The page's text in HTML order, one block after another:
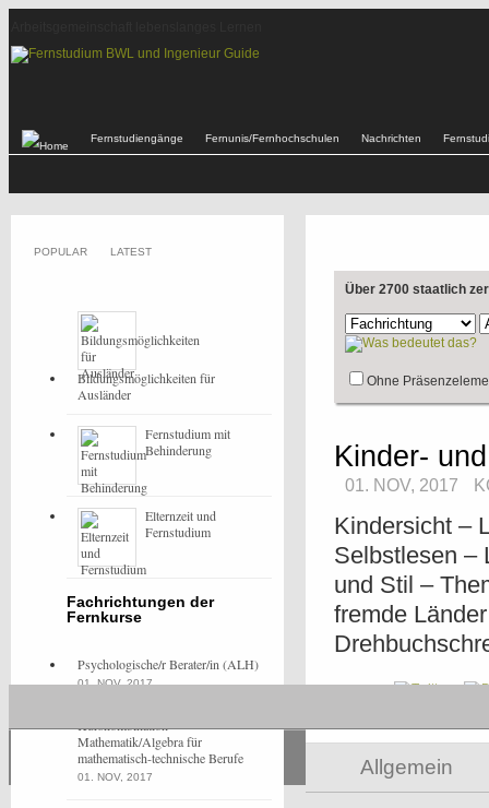
Fernstudiengänge Fernunis/Fernhochschulen Nachrichten
Über 2700 staatlich
Ohne
Kinder-
01. NOV, 2017
Kindersicht –
Selbstlesen –
und Stil –
fremde
Allgemein
POPULAR LATEST
Bildungsmöglichkeiten für
Ausländer
Fernstudium mit
Behinderung
Elternzeit und
Fernstudium
Fachrichtungen der
Fernkurse
Psychologische/r Berater/in (ALH)
01. NOV, 2017
Kurskombination
Mathematik/Algebra für
mathematisch-technische Berufe
01. NOV, 2017